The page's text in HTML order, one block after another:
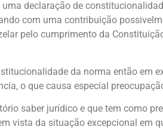
declaração de
com uma contribuição
pelo cumprimento da
da norma então em
o que causa especial
saber jurídico e que tem como
vista da situação excepcional em